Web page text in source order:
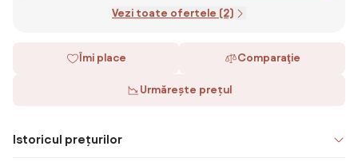
Vezi toate ofertele (2)
Îmi place Comparaţie
Urmărește prețul
Istoricul prețurilor